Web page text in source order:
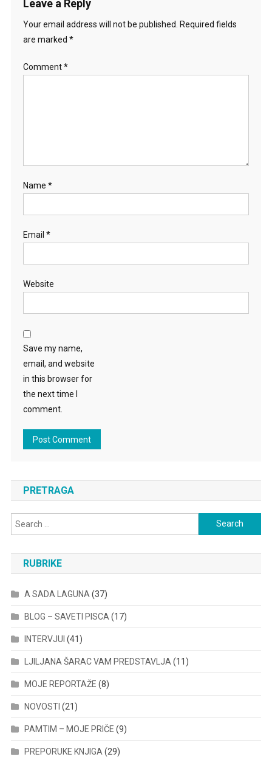
Leave a Reply
Your email address will not be published.
Required fields
are marked *
Comment*
Name *
Email *
Website
Save my name,
email, and website
in this browser for
the next time I
comment.
PRETRAGA
Search
for:
RUBRIKE
A SADA LAGUNA (37)
BLOG – SAVETI PISCA (17)
INTERVJUI (41)
LJILJANA ŠARAC VAM PREDSTAVLJA (11)
MOJE REPORTAŽE (8)
NOVOSTI (21)
PAMTIM – MOJE PRIČE (9)
PREPORUKE KNJIGA (29)